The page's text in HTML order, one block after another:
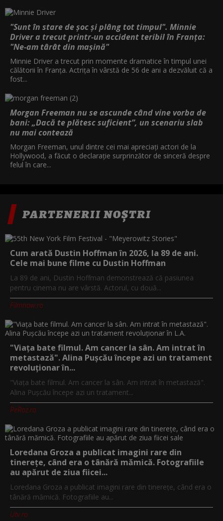
"Sunt în stare de șoc și plâng tot timpul". Minnie
Driver a trecut printr-un accident teribil în Franța:
"Ne-am târât din mașină"
Minnie Driver a trecut prin momente dramatice în timpul unei
călătorii în Franța. Actrița în vârstă de 56 de ani a dezvăluit că a
fost...
Morgan Freeman nu se ascunde când vine vorba de
bani: „Dacă te plătesc suficient”, un scenariu slab
nu mai contează
Morgan Freeman, unul dintre cei mai apreciați actori de la
Hollywood, a făcut o declarație surprinzător de sinceră despre
felul în care...
PARTENERII NOȘTRI
Cum arată Dustin Hoffman în 2026, la 89 de ani.
Cele mai bune filme cu Dustin Hoffman
La 89 de ani, Dustin Hoffman demonstrează că pasiunea
pentru cinema nu are vârstă. Actorul, cu două...
Filmnow.ro
"Viața bate filmul. Am cancer la sân. Am intrat în
metastază". Alina Pușcău începe azi un tratament
revoluționar în...
"Viața bate filmul. Am cancer la sân. Am intrat în metastază".
Alina Pușcău începe azi un tratament...
PeRoz.ro
Loredana Groza a publicat imagini rare din
tinerețe, când era o tânără mămică. Fotografiile
au apărut de ziua fiicei...
Loredana Groza a publicat imagini rare din tinerețe, când era o
tânără mămică. Fotografiile au...
Utv.ro